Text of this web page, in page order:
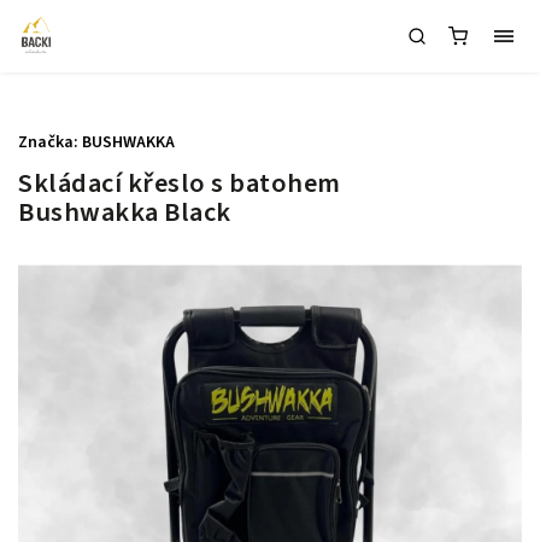
Skládací křeslo s batohem
Bushwakka Black
Značka: BUSHWAKKA